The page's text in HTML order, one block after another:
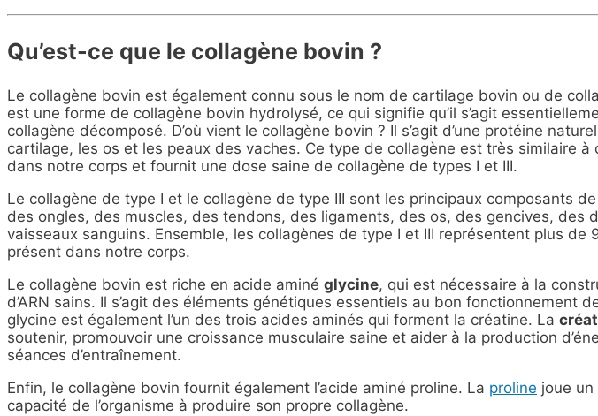
Qu’est-ce que le collagène bovin ?
Le collagène bovin est également connu sous le nom de cartilage bovin ou de
est une forme de collagène bovin hydrolysé, ce qui signifie qu’il s’agit
collagène décomposé. D’où vient le collagène bovin ? Il s’agit d’une protéine
cartilage, les os et les peaux des vaches. Ce type de collagène est très similaire à
dans notre corps et fournit une dose saine de collagène de types I et III.
Le collagène de type I et le collagène de type III sont les principaux composants
des ongles, des muscles, des tendons, des ligaments, des os, des gencives, des
vaisseaux sanguins. Ensemble, les collagènes de type I et III représentent plus de
présent dans notre corps.
Le collagène bovin est riche en acide aminé glycine, qui est nécessaire à la
d’ARN sains. Il s’agit des éléments génétiques essentiels au bon fonctionnement
glycine est également l’un des trois acides aminés qui forment la créatine. La
soutenir, promouvoir une croissance musculaire saine et aider à la production
séances d’entraînement.
Enfin, le collagène bovin fournit également l’acide aminé proline. La proline joue
capacité de l’organisme à produire son propre collagène.